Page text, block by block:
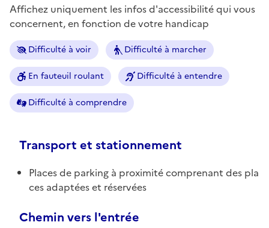
Affichez uniquement les infos d'accessibilité qui vous
concernent, en fonction de votre handicap
Difficulté à voir Difficulté à marcher
En fauteuil roulant Difficulté à entendre
Difficulté à comprendre
Transport et stationnement
Places de parking à proximité comprenant des pla
ces adaptées et réservées
Chemin vers l'entrée